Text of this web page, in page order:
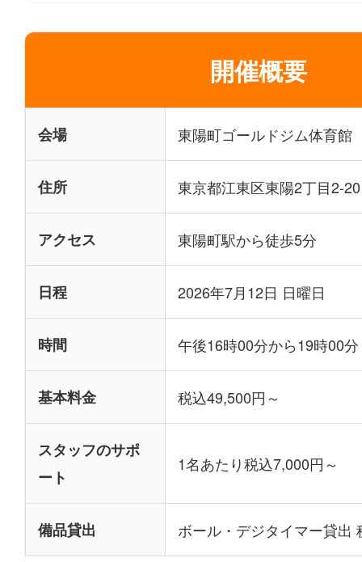
開催概要
会場 東陽町ゴールドジム体育館
住所 東京都江東区東陽2丁目2-20
アクセス 東陽町駅から徒歩5分
日程 2026年7月12日 日曜日
時間 午後16時00分から19時00分
基本料金 税込49,500円～
スタッフのサポ
ート
1名あたり税込7,000円～
備品貸出 ボール・デジタイマー貸出